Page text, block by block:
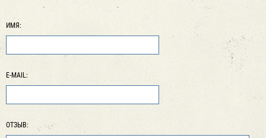
ИМЯ:
E-MAIL:
ОТЗЫВ: